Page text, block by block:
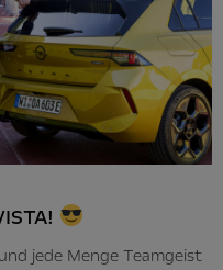
jede Menge Teamgeist